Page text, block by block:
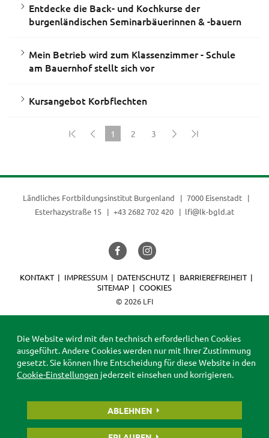
Entdecke die Back- und Kochkurse der
burgenländischen Seminarbäuerinnen & -bauern
Mein Betrieb wird zum Klassenzimmer - Schule
am Bauernhof stellt sich vor
Kursangebot Korbflechten
1
2 3
Ländliches Fortbildungsinstitut Burgenland
7000 Eisenstadt
Esterhazystraße 15
+43 2682 702 420 lfi@lk-bgld.at
© 2026 LFI
KONTAKT IMPRESSUM DATENSCHUTZ
BARRIEREFREIHEIT
SITEMAP
COOKIES
Die Website wird mit den technisch erforderlichen Cookies
ausgeführt. Andere Cookies werden nur mit Ihrer Zustimmung
gesetzt. Sie können Ihre Entscheidung für diese Website in den
Cookie-Einstellungen jederzeit einsehen und korrigieren.
ABLEHNEN